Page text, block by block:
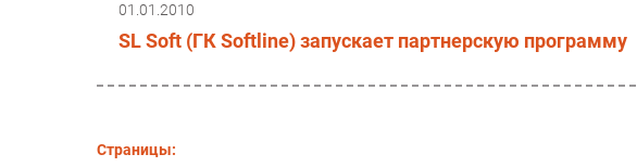
01.01.2010
SL Soft (ГК Softline) запускает партнерскую программу
Страницы: